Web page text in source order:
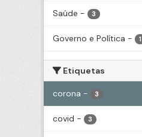
Saúde - 3
Governo e Política - 1
Etiquetas
corona - 3
covid - 3